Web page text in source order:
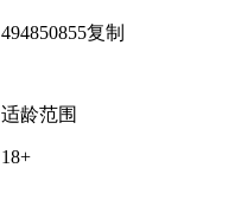
494850855复制
适龄范围
18+